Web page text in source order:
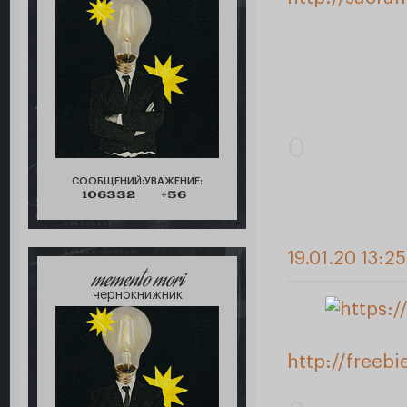
СООБЩЕНИЙ:
106332
УВАЖЕНИЕ:
+56
memento mori
чернокнижник
19.01.20
http://